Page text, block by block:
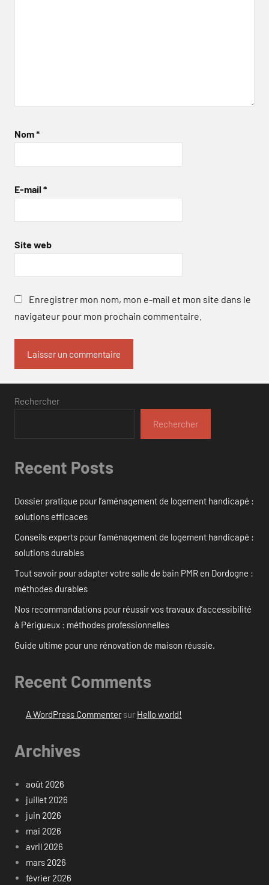
Nom*
E-mail *
Site web
Enregistrer mon nom, mon e-mail et mon site dans le
navigateur pour mon prochain commentaire.
Rechercher
Rechercher
Recent Posts
Dossier pratique pour l’aménagement de logement handicapé :
solutions efficaces
Conseils experts pour l’aménagement de logement handicapé :
solutions durables
Tout savoir pour adapter votre salle de bain PMR en Dordogne :
méthodes durables
Nos recommandations pour réussir vos travaux d’accessibilité
à Périgueux : méthodes professionnelles
Guide ultime pour une rénovation de maison réussie.
Recent Comments
A WordPress Commentersur Hello world!
Archives
août 2026
juillet 2026
juin 2026
mai 2026
avril 2026
mars 2026
février 2026